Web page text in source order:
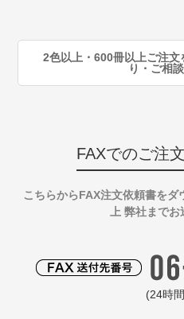
2色以上・600冊以上ご注
り・ご相
FAXでのご注
こちらからFAX注文依頼書を
上 弊社までお
(24時